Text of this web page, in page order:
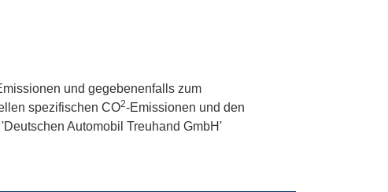
und gegebenenfalls zum
spezifischen CO2-Emissionen und den
Automobil Treuhand GmbH'